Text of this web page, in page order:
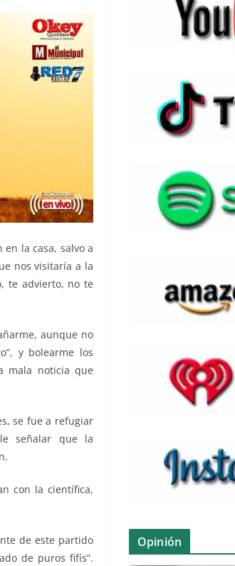
la casa, salvo a
nos visitaría a la
te advierto, no te
aunque no
y bolearme los
mala noticia que
se fue a refugiar
señalar que la
con la científica,
de este partido
de puros fifís”.
Opinión